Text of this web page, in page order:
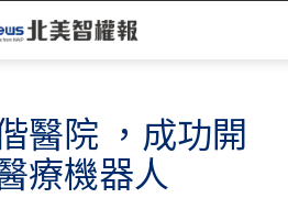
醫院 ，成功開
療機器人